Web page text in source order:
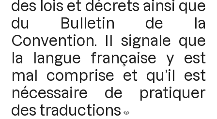
des lois et décrets ainsi que
du Bulletin de la
Convention. Il signale que
la langue française y est
mal comprise et qu’il est
nécessaire de pratiquer
des traductions